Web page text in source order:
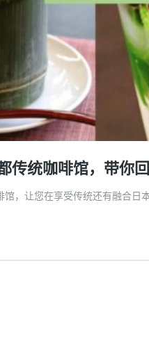
传统咖啡馆，带你
，让您在享受传统还有融合日